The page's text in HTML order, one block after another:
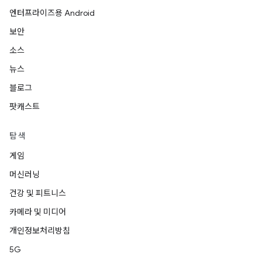
엔터프라이즈용 Android
보안
소스
뉴스
블로그
팟캐스트
탐색
게임
머신러닝
건강 및 피트니스
카메라 및 미디어
개인정보처리방침
5G